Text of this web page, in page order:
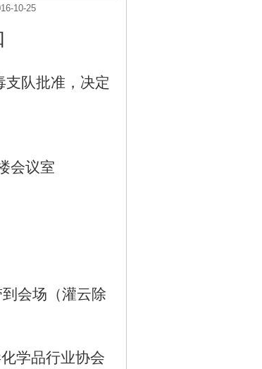
10-25
队批准，决定
会议室
会场（灌云除
学品行业协会